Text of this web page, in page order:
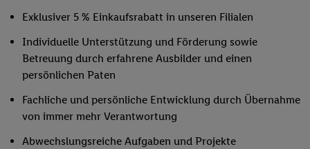
Exklusiver 5 % Einkaufsrabatt in unseren Filialen
Individuelle Unterstützung und Förderung sowie
Betreuung durch erfahrene Ausbilder und einen
persönlichen Paten
Fachliche und persönliche Entwicklung durch Übernahme
von immer mehr Verantwortung
Abwechslungsreiche Aufgaben und Projekte